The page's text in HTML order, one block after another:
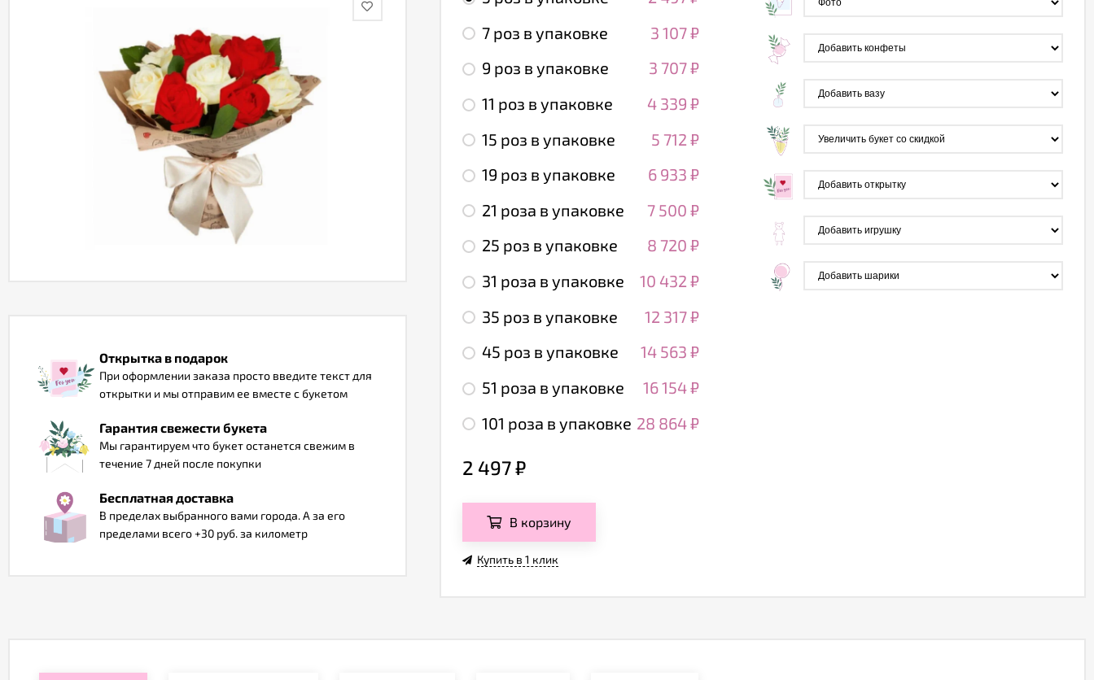
Открытка в подарок
При оформлении заказа просто введите текст для
открытки и мы отправим ее вместе с букетом
Гарантия свежести букета
Мы гарантируем что букет останется свежим в
течение 7 дней после покупки
Бесплатная доставка
В пределах выбранного вами города. А за его
пределами всего +30 руб. за километр
7 роз в упаковке
3 107₽
9 роз в упаковке
3 707₽
11 роз в упаковке
4 339 ₽
15 роз в упаковке
5 712 ₽
19 роз в упаковке
6 933 ₽
21 роза в упаковке
7 500 ₽
25 роз в упаковке
8 720 ₽
31 роза в упаковке
10 432 ₽
35 роз в упаковке
12 317₽
45 роз в упаковке
14 563 ₽
51 роза в упаковке
16 154₽
101 роза в упаковке 28 864₽
2 497₽
В корзину
Купить в 1 клик